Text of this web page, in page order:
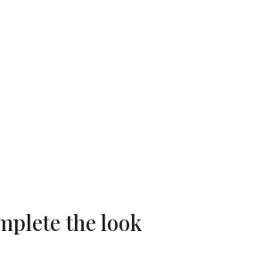
the look